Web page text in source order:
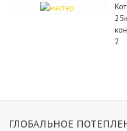
2
ГЛОБАЛЬНОЕ